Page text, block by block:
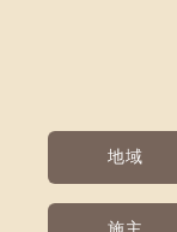
地域